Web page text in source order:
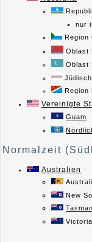
nur
Region
Oblast
Oblast
Region
Vereinigte
Guam
Normalzeit
Australien
New
Victoria